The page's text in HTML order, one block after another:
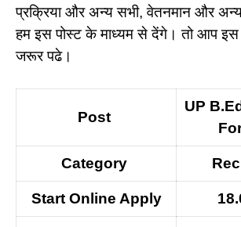
प्रक्रिया और अन्य सभी, वेतनमान और अन्य
हम इस पोस्ट के माध्यम से देंगे। तो आप
जरूर पढे।
Post
UP
Category
Start Online Apply